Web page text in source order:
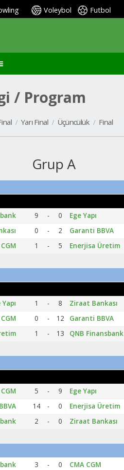
Voleybol Futbol
/ Program
Yarı Final Üçüncülük Final
Grup A
9 - 0 Ege Yapı
0 - 2 Garanti BBVA
1 - 5 Enerjisa Üretim
1 - 8 Ziraat Bankası
0 - 12 Garanti BBVA
1 - 13 QNB Finansbank
5 - 9 Ege Yapı
14 - 0 Enerjisa Üretim
2 - 0 Ziraat Bankası
3 - 0 CMA CGM